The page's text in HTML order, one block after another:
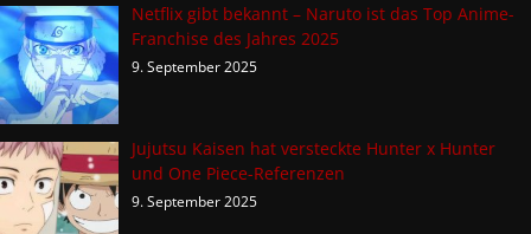
Netflix gibt bekannt – Naruto ist das Top Anime-
Franchise des Jahres 2025
9. September 2025
Jujutsu Kaisen hat versteckte Hunter x Hunter
und One Piece-Referenzen
9. September 2025